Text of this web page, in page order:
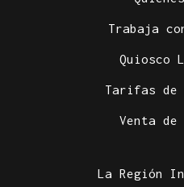
Trabaja
Quiosco
Tarifas de
Venta de
La Región